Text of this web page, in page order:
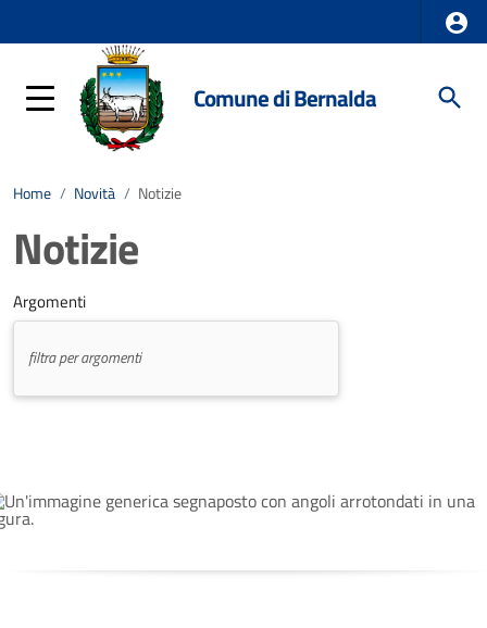
Comune di Bernalda
Home / Novità / Notizie
Notizie
Argomenti